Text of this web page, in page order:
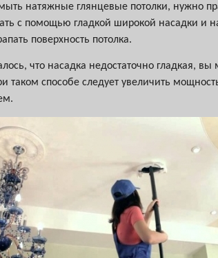
натяжные глянцевые потолки, нужно
с помощью гладкой широкой насадки и
поверхность потолка.
что насадка недостаточно гладкая,
таком способе следует увеличить